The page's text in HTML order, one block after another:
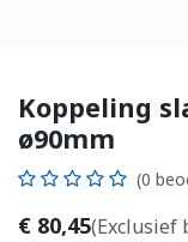
Koppeling
ø90mm
(0
€ 80,45(Exclusief